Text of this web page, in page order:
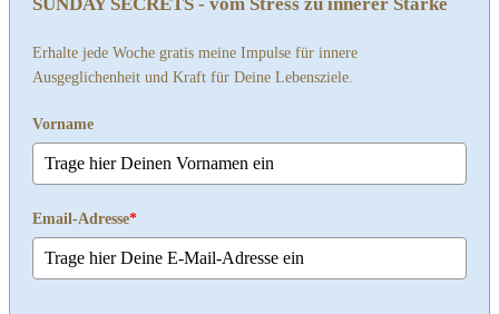
Erhalte jede Woche gratis meine Impulse für innere
Ausgeglichenheit und Kraft für Deine Lebensziele.
Vorname
Email-Adresse*